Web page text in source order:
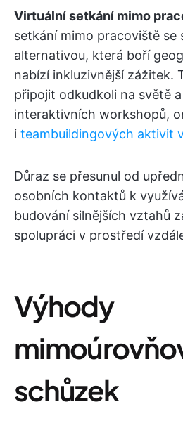
Virtuální setkání mimo
setkání mimo pracoviště se
alternativou, která boří
nabízí inkluzivnější zážitek.
připojit odkudkoli na světě
interaktivních workshopů,
i teambuildingových aktivit
Důraz se přesunul od
osobních kontaktů k
budování silnějších vztahů
spolupráci v prostředí
Výhody
schůzek